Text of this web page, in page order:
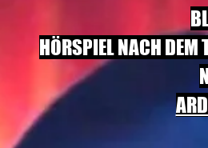
HÖRSPIEL NACH DEM